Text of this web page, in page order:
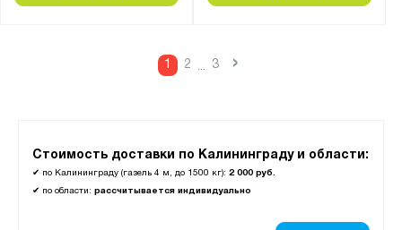
Стоимость доставки по Калининграду и области:
✔ по Калининграду (газель 4 м, до 1500 кг): 2 000 руб.
✔ по области: рассчитывается индивидуально
1 2 ... 3 ›